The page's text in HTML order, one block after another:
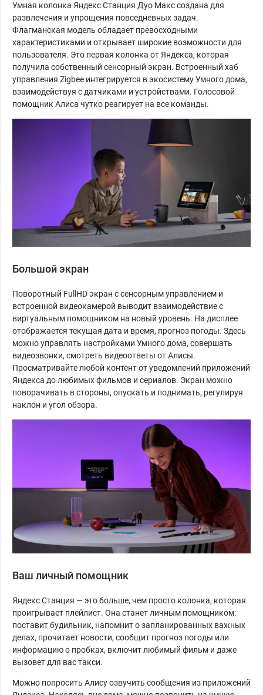
Умная колонка Яндекс Станция Дуо Макс создана для
развлечения и упрощения повседневных задач.
Флагманская модель обладает превосходными
характеристиками и открывает широкие возможности для
пользователя. Это первая колонка от Яндекса, которая
получила собственный сенсорный экран. Встроенный хаб
управления Zigbee интегрируется в экосистему Умного дома,
взаимодействуя с датчиками и устройствами. Голосовой
помощник Алиса чутко реагирует на все команды.
Большой экран
Поворотный FullHD экран с сенсорным управлением и
встроенной видеокамерой выводит взаимодействие с
виртуальным помощником на новый уровень. На дисплее
отображается текущая дата и время, прогноз погоды. Здесь
можно управлять настройками Умного дома, совершать
видеозвонки, смотреть видеоответы от Алисы.
Просматривайте любой контент от уведомлений приложений
Яндекса до любимых фильмов и сериалов. Экран можно
поворачивать в стороны, опускать и поднимать, регулируя
наклон и угол обзора.
Ваш личный помощник
Яндекс Станция — это больше, чем просто колонка, которая
проигрывает плейлист. Она станет личным помощником:
поставит будильник, напомнит о запланированных важных
делах, прочитает новости, сообщит прогноз погоды или
информацию о пробках, включит любимый фильм и даже
вызовет для вас такси.
Можно попросить Алису озвучить сообщения из приложений